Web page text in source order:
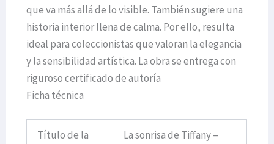
que va más allá de lo visible. También sugiere una
historia interior llena de calma. Por ello, resulta
ideal para coleccionistas que valoran la elegancia
y la sensibilidad artística. La obra se entrega con
riguroso certificado de autoría
Ficha técnica
Título de la La sonrisa de Tiffany –